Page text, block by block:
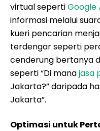
virtual sepertiGoogle
informasi melalui
kueri pencarian
terdengar seperti
cenderung bertanya
seperti “Di manajasa
Jakarta?” daripada
Jakarta”.
Optimasi untuk